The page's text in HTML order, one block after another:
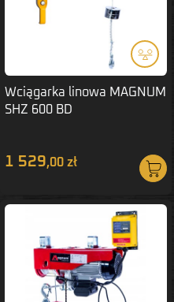
Wciągarka linowa MAGNUM
SHZ 600 BD
1 529,00 zł